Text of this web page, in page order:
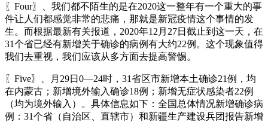
〖Four〗、我们都不陌生的是在2020这一整年有一个重大的事
件让人们都感觉非常的悲痛，那就是新冠疫情这个事情的发
生。而根据最新有关报道，2020年12月27日截止到这一天，在
31个省已经有新增关于确诊的病例有大约22例。这个现象值得
我们去重视，我们应该从多方面去提高警惕。
〖Five〗、月29日0—24时，31省区市新增本土确诊21例，均
在内蒙古；新增境外输入确诊18例；新增无症状感染者22例
（均为境外输入）。具体信息如下：全国总体情况新增确诊病
例：31个省（自治区、直辖市）和新疆生产建设兵团报告新增